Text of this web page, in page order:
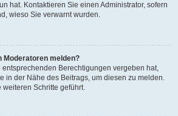
hat. Kontaktieren Sie einen Administrator, sofern
wieso Sie verwarnt wurden.
Moderatoren melden?
Berechtigungen vergeben hat,
in der Nähe des Beitrags, um diesen zu melden.
Schritte geführt.